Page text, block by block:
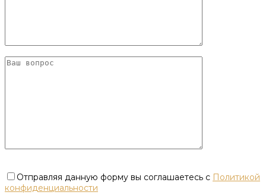
Отправляя данную форму вы соглашаетесь с Политикой
конфиденциальности